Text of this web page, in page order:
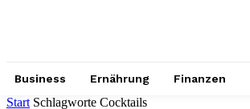
Business Ernährung Finanzen
Start Schlagworte Cocktails